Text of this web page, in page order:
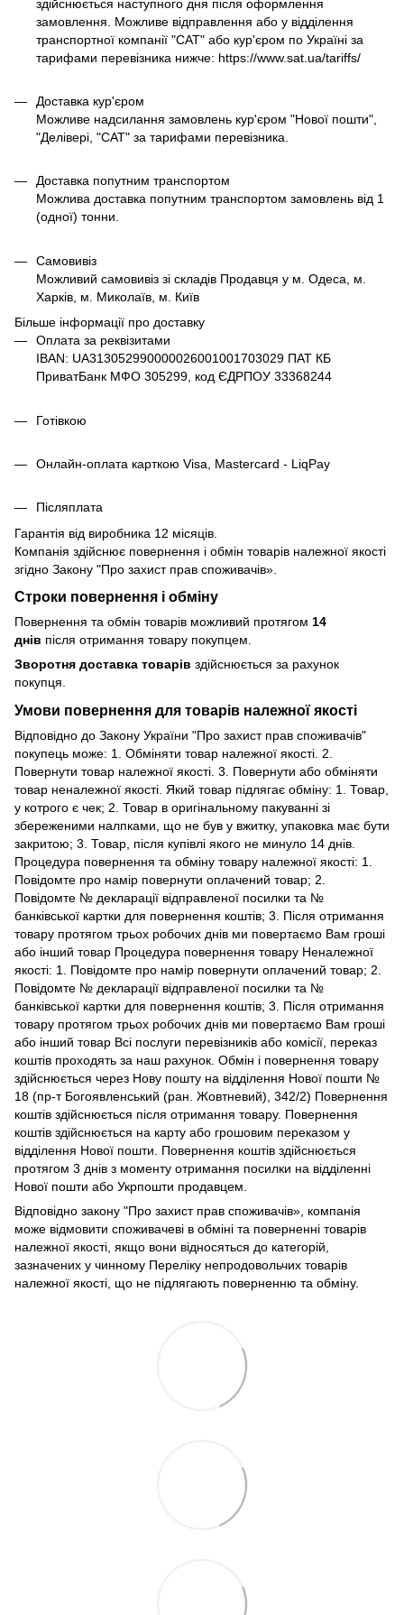
здійснюється наступного дня після оформлення
замовлення. Можливе відправлення або у відділення
транспортної компанії "САТ" або кур'єром по Україні за
тарифами перевізника нижче: https://www.sat.ua/tariffs/
Доставка кур'єром
Можливе надсилання замовлень кур'єром "Нової пошти",
"Делівері, "САТ" за тарифами перевізника.
Доставка попутним транспортом
Можлива доставка попутним транспортом замовлень від 1
(одної) тонни.
Самовивіз
Можливий самовивіз зі складів Продавця у м. Одеса, м.
Харків, м. Миколаїв, м. Київ
Більше інформації про доставку
Оплата за реквізитами
IBAN: UA313052990000026001001703029 ПАТ КБ
ПриватБанк МФО 305299, код ЄДРПОУ 33368244
Готівкою
Онлайн-оплата карткою Visa, Mastercard - LiqPay
Післяплата
Гарантія від виробника 12 місяців.
Компанія здійснює повернення і обмін товарів належної якості
згідно Закону "Про захист прав споживачів»
Строки повернення і обміну
Повернення та обмін товарів можливий протягом 14
днів після отримання товару покупцем.
Зворотня доставка товарів здійснюється за рахунок
покупця.
Умови повернення для товарів належної якості
Відповідно до Закону України "Про захист прав споживачів"
покупець може: 1. Обміняти товар належної якості. 2.
Повернути товар належної якості. 3. Повернути або обміняти
товар неналежної якості. Який товар підлягає обміну: 1. Товар,
у котрого є чек; 2. Товар в оригінальному пакуванні зі
збереженими налпками, що не був у вжитку, упаковка має бути
закритою; 3. Товар, після купівлі якого не минуло 14 днів.
Процедура повернення та обміну товару належної якості: 1.
Повідомте про намір повернути оплачений товар; 2.
Повідомте № декларації відправленої посилки та №
банківської картки для повернення коштів; 3. Після отримання
товару протягом трьох робочих днів ми повертаємо Вам гроші
або інший товар Процедура повернення товару Неналежної
якості: 1. Повідомте про намір повернути оплачений товар; 2.
Повідомте № декларації відправленої посилки та №
банківської картки для повернення коштів; 3. Після отримання
товару протягом трьох робочих днів ми повертаємо Вам гроші
або інший товар Всі послуги перевізників або комісії, переказ
коштів проходять за наш рахунок. Обмін і повернення товару
здійснюється через Нову пошту на відділення Нової пошти №
18 (пр-т Богоявленський (ран. Жовтневий), 342/2) Повернення
коштів здійснюється після отримання товару. Повернення
коштів здійснюється на карту або грошовим переказом у
відділення Нової пошти. Повернення коштів здійснюється
протягом 3 днів з моменту отримання посилки на відділенні
Нової пошти або Укрпошти продавцем.
Відповідно закону "Про захист прав споживачів», компанія
може відмовити споживачеві в обміні та поверненні товарів
належної якості, якщо вони відносяться до категорій,
зазначених у чинному Переліку непродовольчих товарів
належної якості, що не підлягають поверненню та обміну.